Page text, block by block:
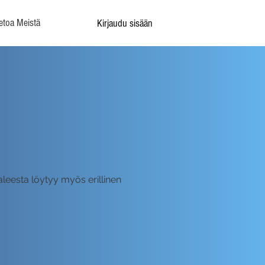
Meistä Kirjaudu sisään
löytyy myös erillinen